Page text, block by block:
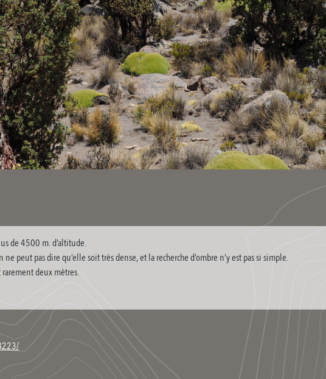
de 4500 m. d’altitude.
peut pas dire qu’elle soit très dense, et la recherche d’ombre n’y est pas si simple.
rarement deux mètres.